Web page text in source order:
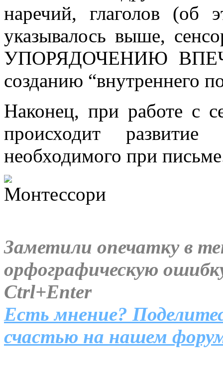
наречий, глаголов
указывалось выше,
УПОРЯДОЧЕНИЮ
созданию “внутреннего
Наконец, при работе с
происходит
необходимого при
Заметили опечатку в
орфографическую
Ctrl+Enter
Есть мнение?
счастью на нашем